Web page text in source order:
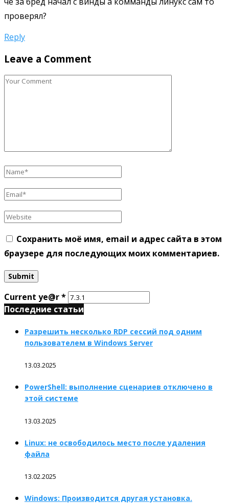
проверял?
Reply
Leave a Comment
Сохранить моё имя, email и адрес сайта в этом
браузере для последующих моих комментариев.
Current ye@r*
Последние статьи
Разрешить несколько RDP сессий под одним
пользователем в Windows Server
13.03.2025
PowerShell: выполнение сценариев отключено в
этой системе
13.03.2025
Linux: не освободилось место после удаления
файла
13.02.2025
Windows: Производится другая установка.